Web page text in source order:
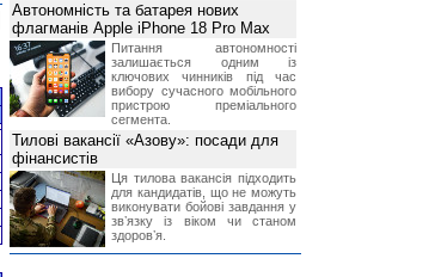
Автономність та батарея нових
флагманів Apple iPhone 18 Pro Max
Питання автономності
залишається одним із
ключових чинників під час
вибору сучасного мобільного
пристрою преміального
сегмента.
Тилові вакансії «Азову»: посади для
фінансистів
Ця тилова вакансія підходить
для кандидатів, що не можуть
виконувати бойові завдання у
звʼязку із віком чи станом
здоровʼя.